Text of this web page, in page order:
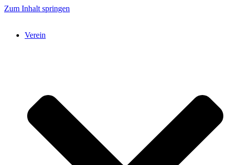
Zum Inhalt springen
Verein